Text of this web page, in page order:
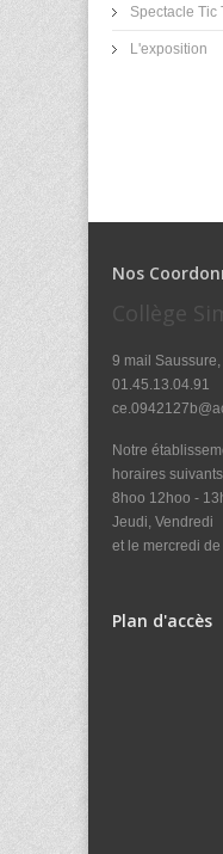
Spectacle Tic
L'exposition
Nos
Collège
9 mail Saussure,
01.45.13.04.91
Notre
horaires
8hoo 12hoo -
Jeudi, Vendredi
et le mercredi
Plan d'accès